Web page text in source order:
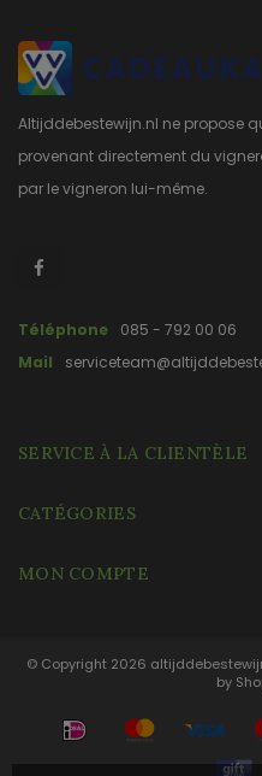
Altijddebestewijn.nl ne propose
provenant directement du
par le vigneron lui-même.
Téléphone
085 - 792 00 06
Mail
SERVICE À LA CLIENTÈLE
CATÉGORIES
MON COMPTE
© Copyright 2026
by